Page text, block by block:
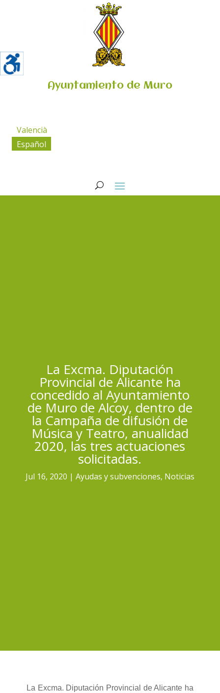
Ayuntamiento de Muro
Valencià
Español
La Excma. Diputación
Provincial de Alicante ha
concedido al Ayuntamiento
de Muro de Alcoy, dentro de
la Campaña de difusión de
Música y Teatro, anualidad
2020, las tres actuaciones
solicitadas.
Jul 16, 2020 Ayudas y subvenciones, Noticias
La Excma. Diputación Provincial de Alicante ha